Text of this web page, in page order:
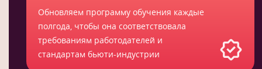
Обновляем программу обучения каждые
полгода, чтобы она соответствовала
требованиям работодателей и
стандартам бьюти-индустрии